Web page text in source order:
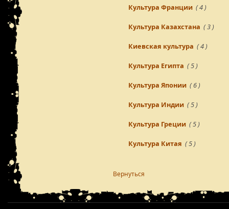
Культура Франции ( 4 )
Культура Казахстана ( 3 )
Киевская культура ( 4 )
Культура Египта ( 5 )
Культура Японии ( 6 )
Культура Индии ( 5 )
Культура Греции ( 5 )
Культура Китая ( 5 )
Вернуться